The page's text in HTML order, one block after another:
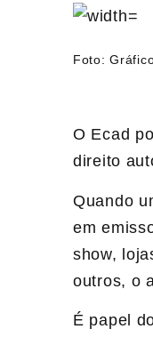
Foto:
O Ecad
direito
Quando
em
show,
outros, o
É papel